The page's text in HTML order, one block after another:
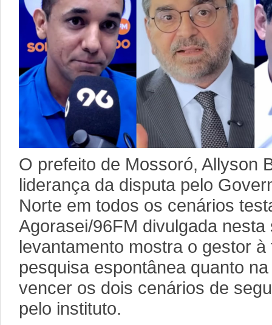
O prefeito de Mossoró, Allyson
liderança da disputa pelo
Norte em todos os cenários
Agorasei/96FM divulgada nesta
levantamento mostra o gestor
pesquisa espontânea quanto
vencer os dois cenários de
pelo instituto.